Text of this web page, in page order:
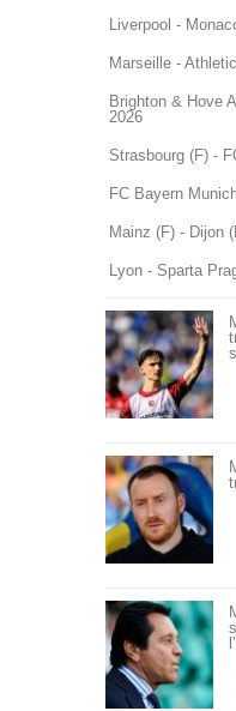
Liverpool -
Marseille -
Brighton & Hove
2026
Strasbourg (F) -
FC Bayern
Mainz (F) - Dijon
Lyon - Sparta